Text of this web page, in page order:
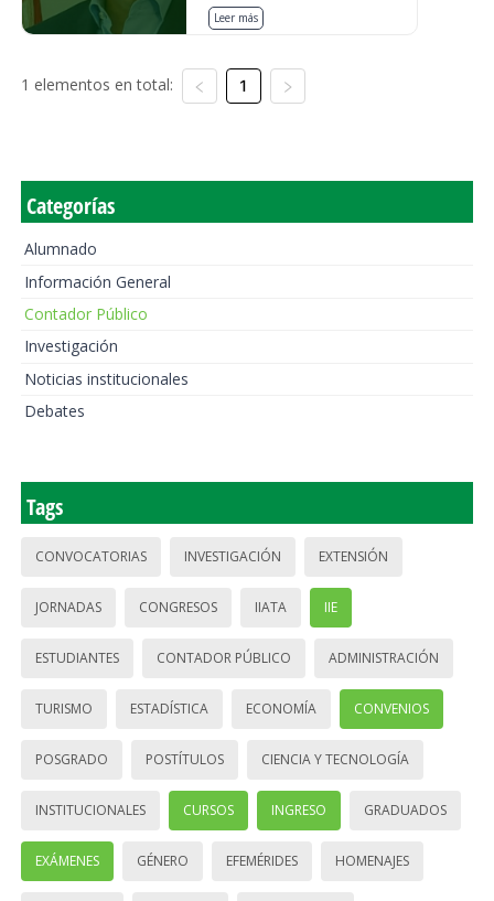
Leer más
1 elementos en total: 1
Categorías
Alumnado
Información General
Contador Público
Investigación
Noticias institucionales
Debates
Tags
CONVOCATORIAS INVESTIGACIÓN EXTENSIÓN
JORNADAS CONGRESOS IIATA IIE
ESTUDIANTES CONTADOR PÚBLICO ADMINISTRACIÓN
TURISMO ESTADÍSTICA ECONOMÍA CONVENIOS
POSGRADO POSTÍTULOS CIENCIA Y TECNOLOGÍA
INSTITUCIONALES CURSOS INGRESO GRADUADOS
EXÁMENES GÉNERO EFEMÉRIDES HOMENAJES